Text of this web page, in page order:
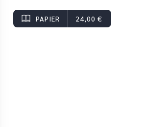
PAPIER 24,00 €